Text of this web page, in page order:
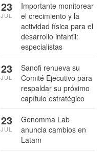
Importante monitorear
el crecimiento y la
actividad física para el
desarrollo infantil:
especialistas
23
JUL
Sanofi renueva su
Comité Ejecutivo para
respaldar su próximo
capítulo estratégico
23
JUL
Genomma Lab
anuncia cambios en
Latam
23
JUL